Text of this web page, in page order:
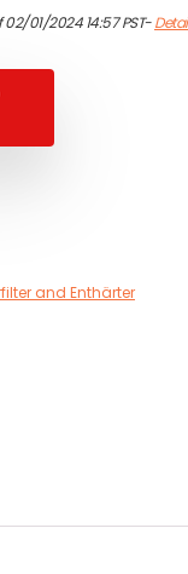
01/2024 14:57 PST-
and Enthärter